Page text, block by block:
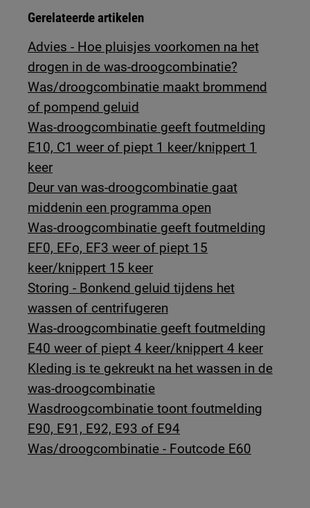
Gerelateerde artikelen
Advies - Hoe pluisjes voorkomen na het
drogen in de was-droogcombinatie?
Was/droogcombinatie maakt brommend
of pompend geluid
Was-droogcombinatie geeft foutmelding
E10, C1 weer of piept 1 keer/knippert 1
keer
Deur van was-droogcombinatie gaat
middenin een programma open
Was-droogcombinatie geeft foutmelding
EF0, EFo, EF3 weer of piept 15
keer/knippert 15 keer
Storing - Bonkend geluid tijdens het
wassen of centrifugeren
Was-droogcombinatie geeft foutmelding
E40 weer of piept 4 keer/knippert 4 keer
Kleding is te gekreukt na het wassen in de
was-droogcombinatie
Wasdroogcombinatie toont foutmelding
E90, E91, E92, E93 of E94
Was/droogcombinatie - Foutcode E60